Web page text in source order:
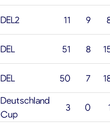
DEL2 11 9
DEL 51 8
DEL 50 7
Deutschland
Cup
3 0